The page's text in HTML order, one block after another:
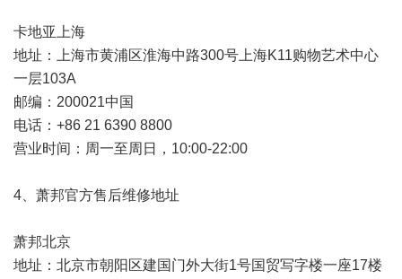
卡地亚上海
地址：上海市黄浦区淮海中路300号上海K11购物艺术中心
一层103A
邮编：200021中国
电话：+86 21 6390 8800
营业时间：周一至周日，10:00-22:00
4、萧邦官方售后维修地址
萧邦北京
地址：北京市朝阳区建国门外大街1号国贸写字楼一座17楼